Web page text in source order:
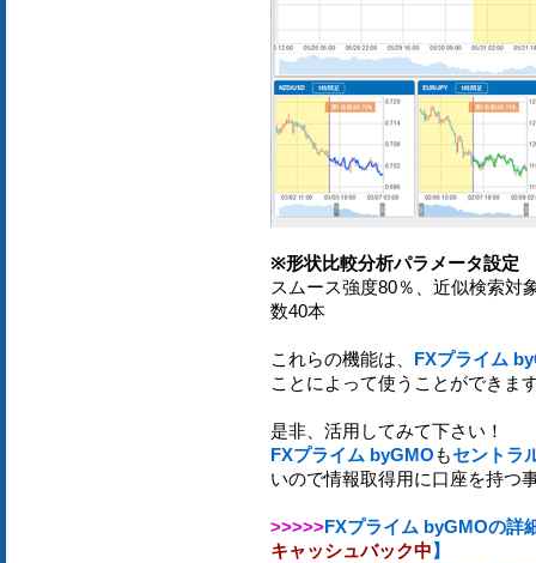
※形状比較分析パラメータ設定
スムース強度80％、近似検索対
数40本
これらの機能は、 FXプライム
ことによって使うことができま
是非、活用してみて下さい！
FXプライム byGMOもセントラ
いので情報取得用に口座を持つ
>>>>>FXプライム byGMOの詳
キャッシュバック中】